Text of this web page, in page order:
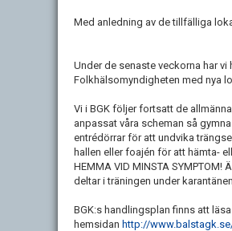
Med anledning av de tillfälliga
Under de senaste veckorna har
Folkhälsomyndigheten med nya
Vi i BGK följer fortsatt de
anpassat våra scheman så
entrédörrar för att undvika
hallen eller foajén för att hämta-
HEMMA VID MINSTA
deltar i träningen under
BGK:s handlingsplan finns att
hemsidan http://